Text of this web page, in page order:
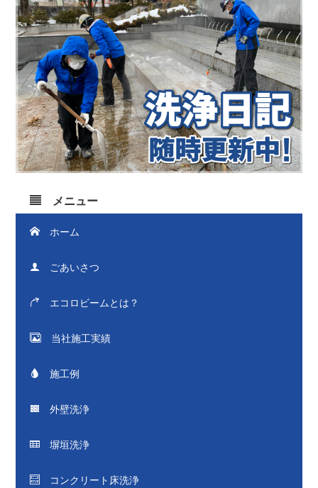
メニュー
ホーム
ごあいさつ
エコロビームとは？
当社施工実績
施工例
外壁洗浄
塀垣洗浄
コンクリート床洗浄